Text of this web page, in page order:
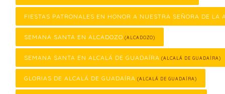
FIESTAS PATRONALES EN HONOR A NUESTRA SEÑORA DE LA
SEMANA SANTA EN ALCADOZO (ALCADOZO)
SEMANA SANTA EN ALCALÁ DE GUADAÍRA (ALCALÁ DE GUADAÍRA)
GLORIAS DE ALCALÁ DE GUADAÍRA (ALCALÁ DE GUADAÍRA)